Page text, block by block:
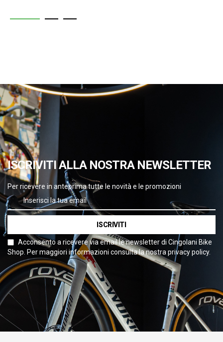
ISCRIVITI ALLA NOSTRA NEWSLETTER
Per ricevere in anteprima tutte le novità e le promozioni
ISCRIVITI
Acconsento a ricevere via email le newsletter di Cingolani Bike
Shop. Per maggiori informazioni consulta la nostra privacy policy.